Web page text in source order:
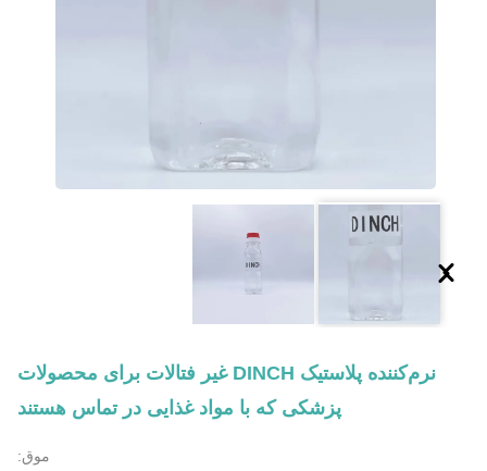
نرم‌کننده پلاستیک DINCH غیر فتالات برای محصولات
پزشکی که با مواد غذایی در تماس هستند
موق: